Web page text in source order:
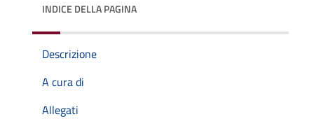
INDICE DELLA PAGINA
Descrizione
A cura di
Allegati